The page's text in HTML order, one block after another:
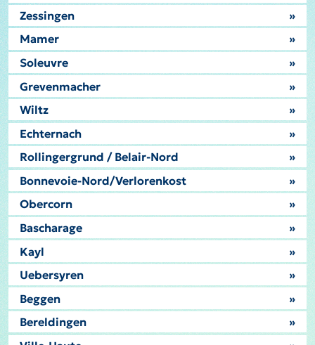
Zessingen
»
Mamer
»
Soleuvre
»
Grevenmacher
»
Wiltz
»
Echternach
»
Rollingergrund / Belair-Nord
»
Bonnevoie-Nord/Verlorenkost
»
Obercorn
»
Bascharage
»
Kayl
»
Uebersyren
»
Beggen
»
Bereldingen
»